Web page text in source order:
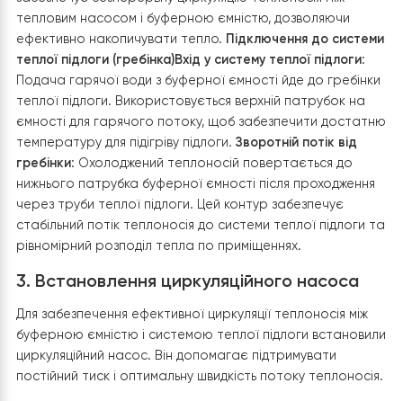
через суміжну стіну, щоб мінімізувати тепловтрати та
забезпечити зручність підключення.
Підключення до теплового насоса Вхід гарячого
: З теплообмінника теплового насоса
теплоносій подається у верхню частину буферної
ємності через відповідний патрубок. Це дозволяє
акумулювати гарячу воду у верхній частині бака.
Зворотній потік: З нижньої частини буферної ємності
зворотній потік теплоносія, який повертається до
теплового насоса для подальшого нагріву. Цей
забезпечує безперервну циркуляцію теплоносія між
тепловим насосом і буферною ємністю, дозволяючи
ефективно накопичувати тепло.Підключення до
теплої підлоги (гребінка)Вхід у систему теплої підлоги
Подача гарячої води з буферної ємності йде до